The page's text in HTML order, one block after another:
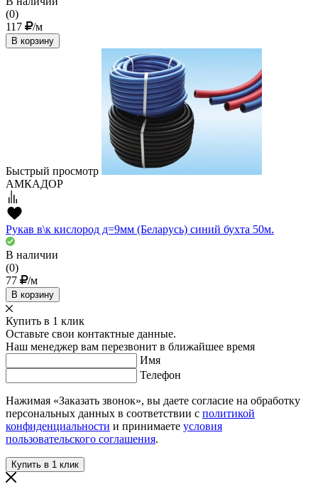
(0)
117
/м
В корзину
Быстрый просмотр
АМКАДОР
Рукав в\к кислород д=9мм (Беларусь) синий бухта 50м.
В наличии
(0)
77
/м
В корзину
Купить в 1 клик
Оставьте свои контактные данные.
Наш менеджер вам перезвонит в ближайшее время
Имя
Телефон
Нажимая «Заказать звонок», вы даете согласие на обработку
персональных данных в соответствии с политикой
конфиденциальности и принимаете условия
пользовательского соглашения.